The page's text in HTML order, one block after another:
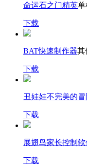
命运石之门精英单
下载
BAT快速制作器其
下载
丑娃娃不完美的
下载
展翅鸟家长控制
下载